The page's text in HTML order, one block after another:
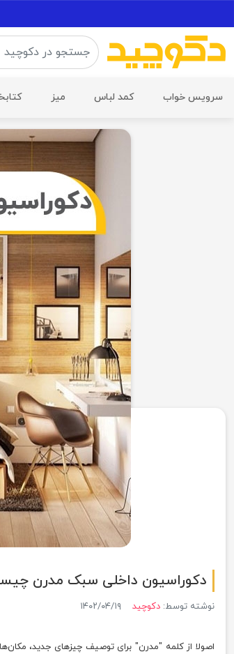
سرویس خواب کمد لباس میز
دکوراسیون داخلی سبک مدرن چیست؟ + 44
نوشته توسط: دکوچید ۱۴۰۲/۰۴/۱۹
اصولا از کلمه "مدرن" برای توصیف چیزهای جدید،